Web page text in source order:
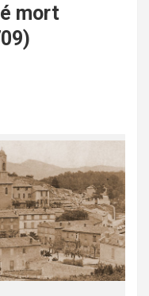
mort